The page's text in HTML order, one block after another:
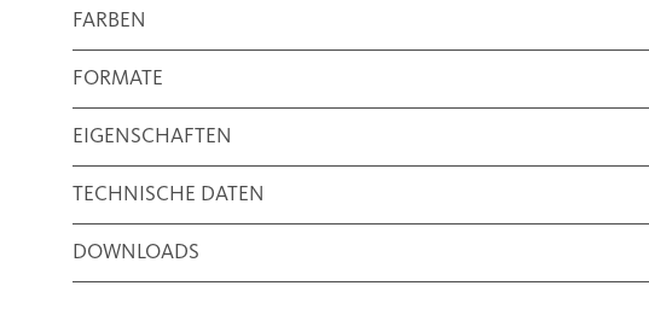
FARBEN
FORMATE
EIGENSCHAFTEN
TECHNISCHE DATEN
DOWNLOADS